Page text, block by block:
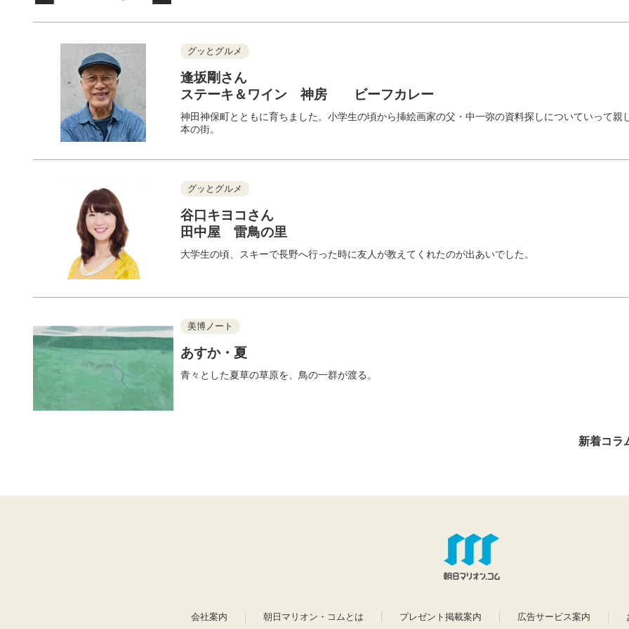
グッとグルメ
逢坂剛さん
ステーキ＆ワイン 神房 ビーフカレー
神田神保町とともに育ちました。小学生の頃から挿絵画家の父・中一弥の資料探しについていって親
本の街。
グッとグルメ
谷口キヨコさん
田中屋 雷鳥の里
大学生の頃、スキーで長野へ行った時に友人が教えてくれたのが出あいでした。
美博ノート
あすか・夏
青々とした夏草の草原を、鳥の一群が渡る。
新着コラ
会社案内 朝日マリオン・コムとは プレゼント掲載案内 広告サービス案内